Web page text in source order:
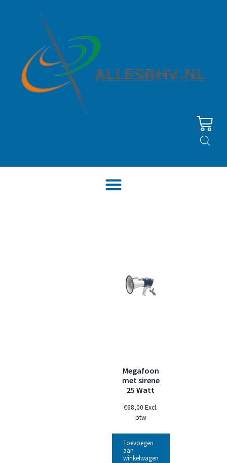
Megafoon
met sirene
25 Watt
€68,00 Excl.
btw
Toevoegen
aan
winkelwagen